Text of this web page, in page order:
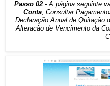
Passo 02 - A página seguinte
Conta, Consultar
Declaração Anual de Quitação
Alteração de Vencimento da